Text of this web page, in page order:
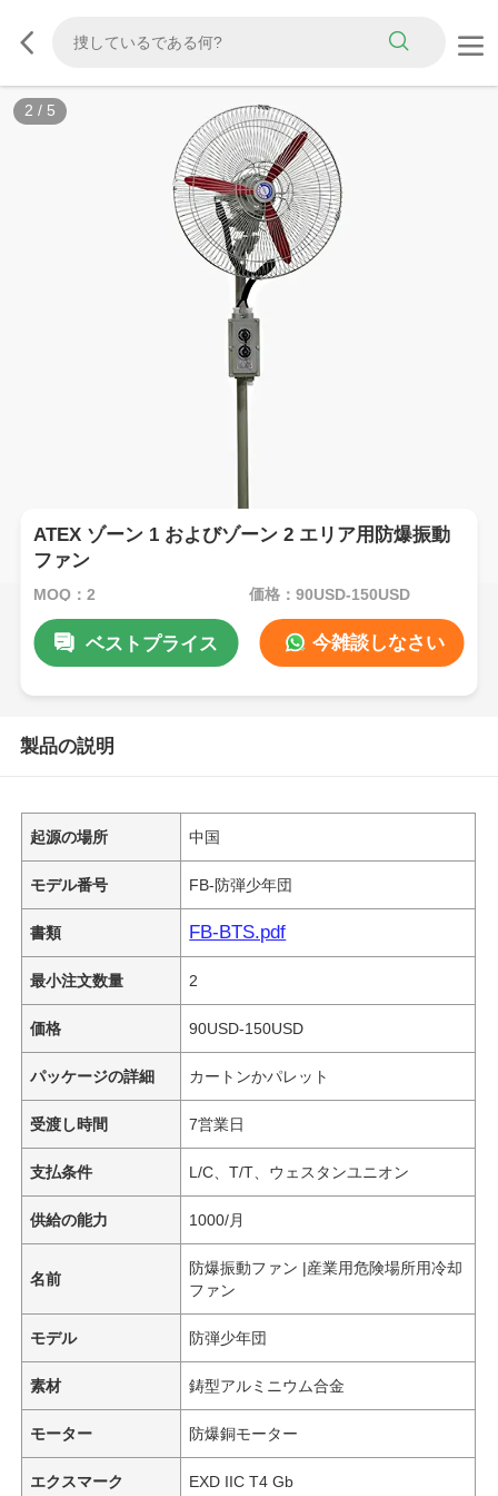
2 / 5
ATEX ゾーン 1 およびゾーン 2 エリア用防爆振動
ファン
MOQ：2 価格：90USD-150USD
ベストプライス 今雑談しなさい
製品の説明
起源の場所 中国
モデル番号 FB-防弾少年団
書類 FB-BTS.pdf
最小注文数量 2
価格 90USD-150USD
パッケージの詳細 カートンかパレット
受渡し時間 7営業日
支払条件 L/C、T/T、ウェスタンユニオン
供給の能力 1000/月
名前
防爆振動ファン |産業用危険場所用冷却
ファン
モデル 防弾少年団
素材 鋳型アルミニウム合金
モーター 防爆銅モーター
エクスマーク EXD IIC T4 Gb